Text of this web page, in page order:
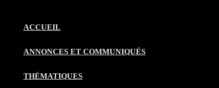
ACCUEIL
ANNONCES ET COMMUNIQUÉS
THÉMATIQUES